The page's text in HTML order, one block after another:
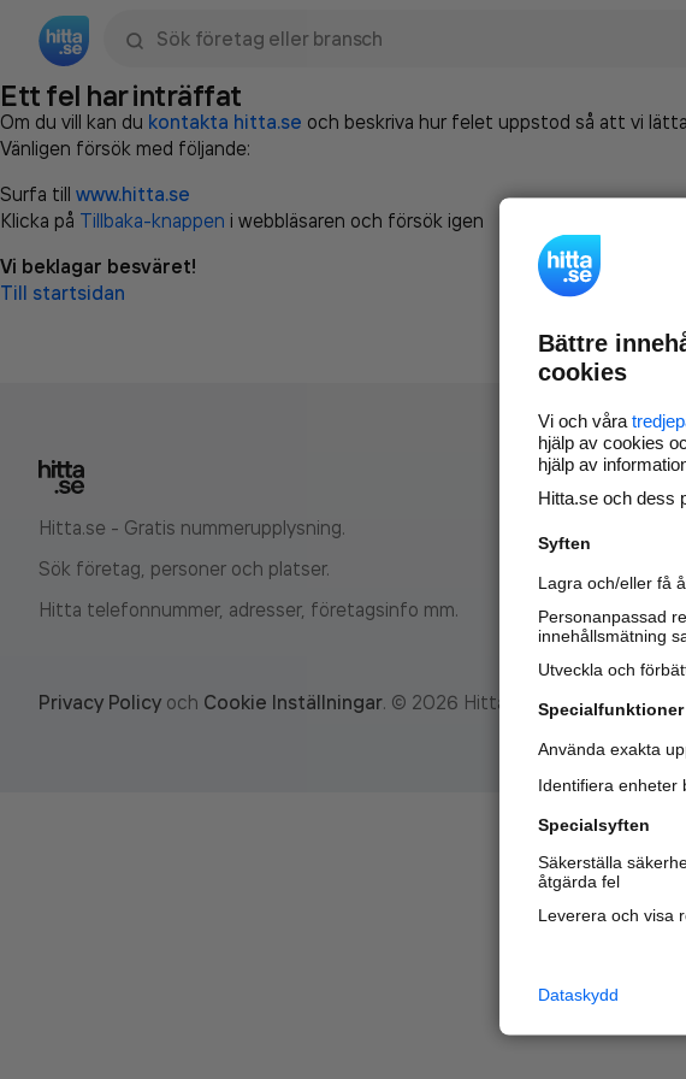
Ett fel har inträffat
Om du vill kan du kontakta hitta.se och beskriva hur felet uppstod så att vi
Vänligen försök med följande:
Surfa till www.hitta.se
Klicka på Tillbaka-knappen i webbläsaren och försök igen
Vi beklagar besväret!
Till startsidan
Hitta.se - Gratis nummerupplysning.
Sök företag, personer och platser.
Hitta telefonnummer, adresser, företagsinfo mm.
Privacy Policy och Cookie Inställningar. © 2026 Hitta.se
Bättre
cookies
Vi och våra
hjälp av cookies
hjälp av
Hitta.se och dess
Syften
Lagra och/eller få
Personanpassad
innehållsmätning
Utveckla och
Specialfunktioner
Använda exakta
Identifiera enheter
Specialsyften
Säkerställa
åtgärda fel
Leverera och visa
Dataskydd